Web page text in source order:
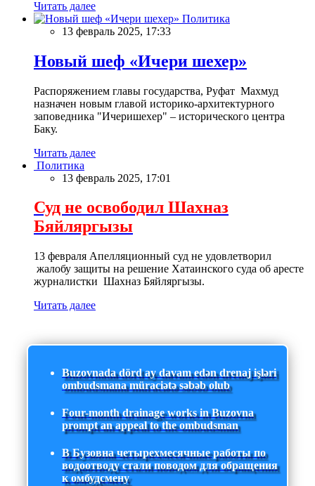
Читать далее
Политика
13 февраль 2025, 17:33
Новый шеф «Ичери шехер»
Распоряжением главы государства, Руфат Махмуд
назначен новым главой историко-архитектурного
заповедника "Ичеришехер" – исторического центра
Баку.
Читать далее
Политика
13 февраль 2025, 17:01
Суд не освободил Шахназ
Бяйляргызы
13 февраля Апелляционный суд не удовлетворил
жалобу защиты на решение Хатаинского суда об аресте
журналистки Шахназ Бяйляргызы.
Читать далее
Buzovnada dörd ay davam edən drenaj işləri
ombudsmana müraciətə səbəb olub
Four-month drainage works in Buzovna
prompt an appeal to the ombudsman
В Бузовна четырехмесячные работы по
водоотводу стали поводом для обращения
к омбудсмену